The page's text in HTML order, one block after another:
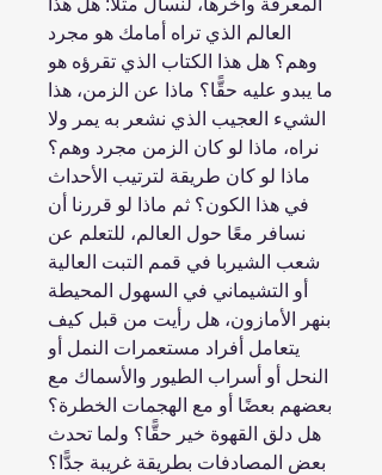
المعرفة وآخرها، لنسأل مثلًا: هل هذا
العالم الذي تراه أمامك هو مجرد
وهم؟ هل هذا الكتاب الذي تقرؤه هو
ما يبدو عليه حقًّا؟ ماذا عن الزمن، هذا
الشيء العجيب الذي نشعر به يمر ولا
نراه، ماذا لو كان الزمن مجرد وهم؟
ماذا لو كان طريقة لترتيب الأحداث
في هذا الكون؟ ثم ماذا لو قررنا أن
نسافر معًا حول العالم، للتعلم عن
شعب الشيربا في قمم التبت العالية
أو التشيماني في السهول المحيطة
بنهر الأمازون، هل رأيت من قبل كيف
يتعامل أفراد مستعمرات النمل أو
النحل أو أسراب الطيور والأسماك مع
بعضهم بعضًا أو مع الهجمات الخطرة؟
هل دلق القهوة خير حقًّا؟ ولما تحدث
بعض المصادفات بطريقة غريبة جدًّا؟